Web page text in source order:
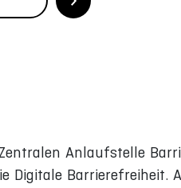
Anlaufstelle
Digitale Barrierefreiheit.